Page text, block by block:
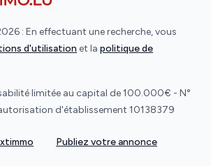
: En effectuant une recherche, vous
d'utilisation et la politique de
limitée au capital de 100.000€ - N°
d'établissement 10138379
Publiez votre annonce